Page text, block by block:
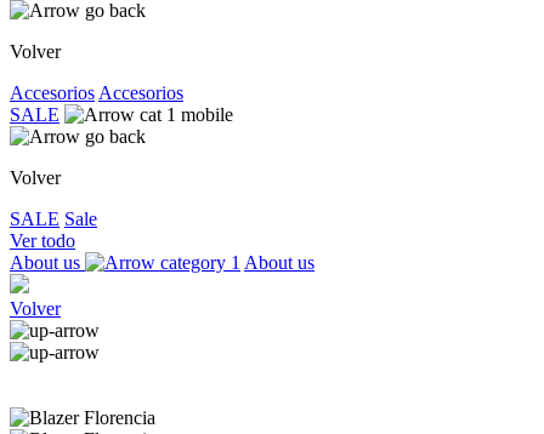
Volver
Accesorios Accesorios
SALE
Volver
SALE Sale
Ver todo
About us
About us
Volver